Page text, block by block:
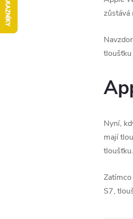
zůstává
tloušťku
Nyní,
mají
tloušťku.
S7,